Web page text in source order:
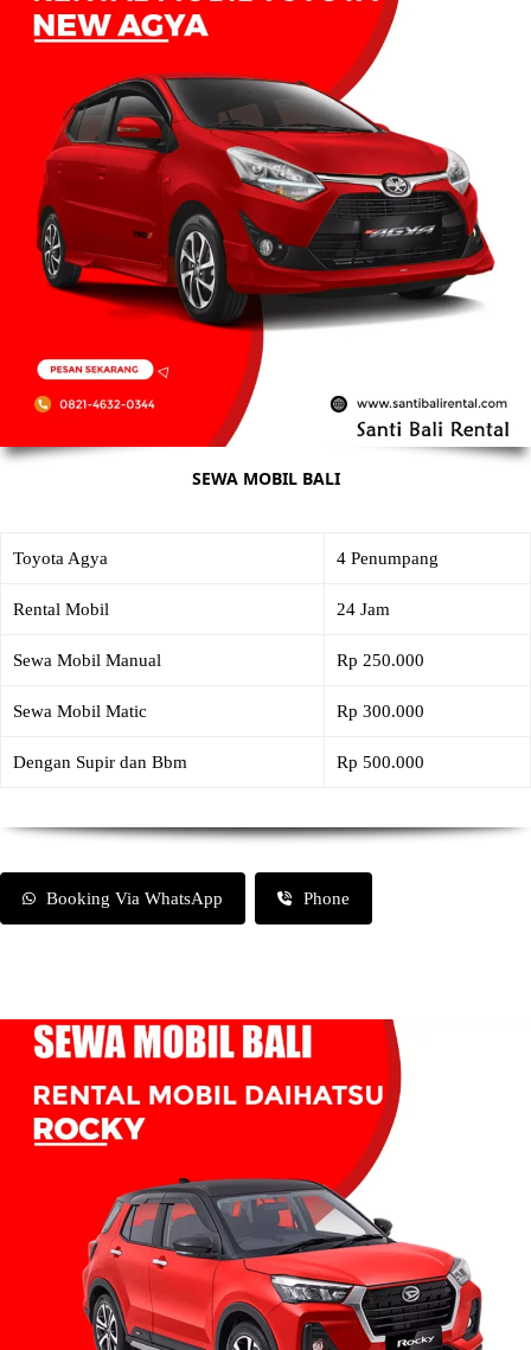
SEWA MOBIL BALI
Toyota Agya 4 Penumpang
Rental Mobil 24 Jam
Sewa Mobil Manual Rp 250.000
Sewa Mobil Matic Rp 300.000
Dengan Supir dan Bbm Rp 500.000
Booking Via WhatsApp Phone